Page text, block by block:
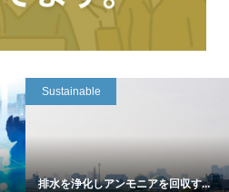
Sustainable
排水を浄化しアンモニアを回収す...